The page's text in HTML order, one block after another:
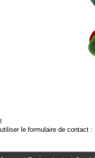
le formulaire de contact :